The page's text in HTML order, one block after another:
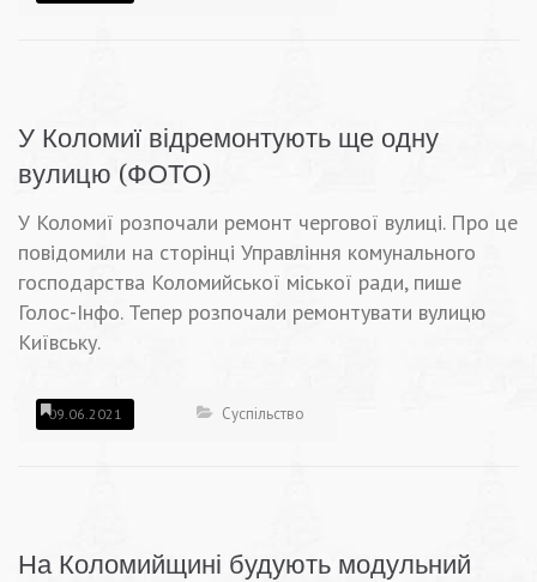
У Коломиї відремонтують ще одну
вулицю (ФОТО)
У Коломиї розпочали ремонт чергової вулиці. Про це
повідомили на сторінці Управління комунального
господарства Коломийської міської ради, пише
Голос-Інфо. Тепер розпочали ремонтувати вулицю
Київську.
09.06.2021 Суспільство
На Коломийщині будують модульний